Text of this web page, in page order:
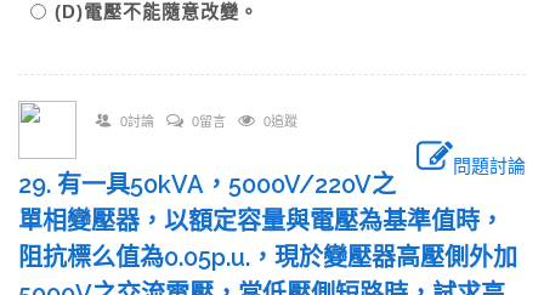
(D)電壓不能隨意改變。
0討論 0留言 0追蹤
問題討論
29. 有一具50kVA，5000V/220V之
單相變壓器，以額定容量與電壓為基準值時，
阻抗標么值為0.05p.u.，現於變壓器高壓側外加